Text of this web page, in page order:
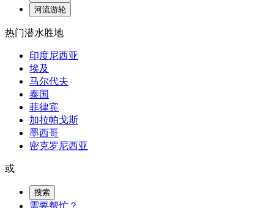
河流游轮
热门潜水胜地
印度尼西亚
埃及
马尔代夫
泰国
菲律宾
加拉帕戈斯
墨西哥
密克罗尼西亚
或
搜索
需要帮忙？